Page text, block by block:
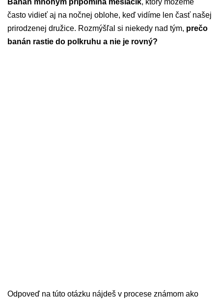
Banán mnohým pripomína mesiačik, ktorý môžeme
často vidieť aj na nočnej oblohe, keď vidíme len časť našej
prirodzenej družice. Rozmýšľal si niekedy nad tým, prečo
banán rastie do polkruhu a nie je rovný?
Odpoveď na túto otázku nájdeš v procese známom ako